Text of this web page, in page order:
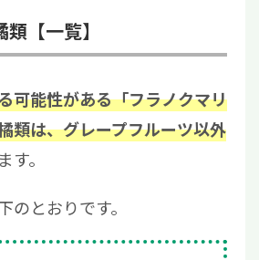
【一覧】
可能性がある「フラノクマリ
類は、グレープフルーツ以外
す。
のとおりです。